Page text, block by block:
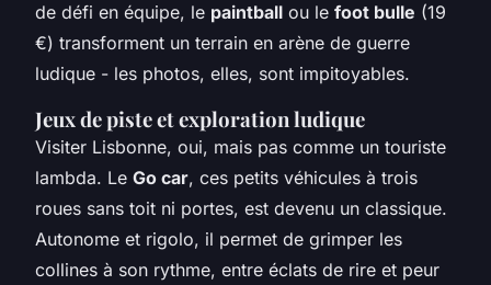
de défi en équipe, le paintball ou le foot bulle (19
€) transforment un terrain en arène de guerre
ludique - les photos, elles, sont impitoyables.
Jeux de piste et exploration ludique
Visiter Lisbonne, oui, mais pas comme un touriste
lambda. Le Go car, ces petits véhicules à trois
roues sans toit ni portes, est devenu un classique.
Autonome et rigolo, il permet de grimper les
collines à son rythme, entre éclats de rire et peur